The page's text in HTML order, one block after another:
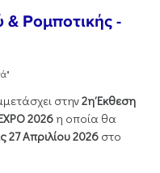
Ρομποτικής -
στην2η Έκθεση
2026 η οποία θα
27 Απριλίου 2026 στο